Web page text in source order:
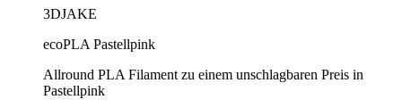
3DJAKE
ecoPLA Pastellpink
Allround PLA Filament zu einem unschlagbaren Preis in
Pastellpink